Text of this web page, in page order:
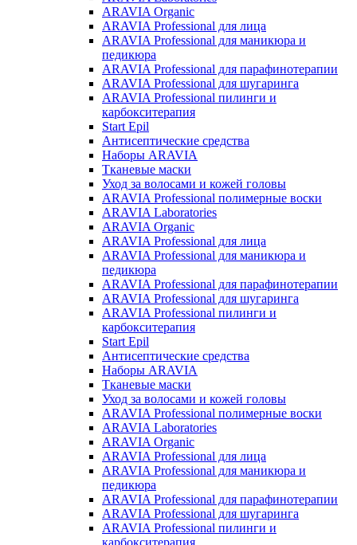
ARAVIA Organic
ARAVIA Professional для лица
ARAVIA Professional для маникюра и
педикюра
ARAVIA Professional для парафинотерапии
ARAVIA Professional для шугаринга
ARAVIA Professional пилинги и
карбокситерапия
Start Epil
Антисептические средства
Наборы ARAVIA
Тканевые маски
Уход за волосами и кожей головы
ARAVIA Professional полимерные воски
ARAVIA Laboratories
ARAVIA Organic
ARAVIA Professional для лица
ARAVIA Professional для маникюра и
педикюра
ARAVIA Professional для парафинотерапии
ARAVIA Professional для шугаринга
ARAVIA Professional пилинги и
карбокситерапия
Start Epil
Антисептические средства
Наборы ARAVIA
Тканевые маски
Уход за волосами и кожей головы
ARAVIA Professional полимерные воски
ARAVIA Laboratories
ARAVIA Organic
ARAVIA Professional для лица
ARAVIA Professional для маникюра и
педикюра
ARAVIA Professional для парафинотерапии
ARAVIA Professional для шугаринга
ARAVIA Professional пилинги и
карбокситерапия